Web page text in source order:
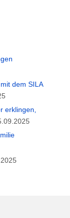
dem SILA
erklingen,